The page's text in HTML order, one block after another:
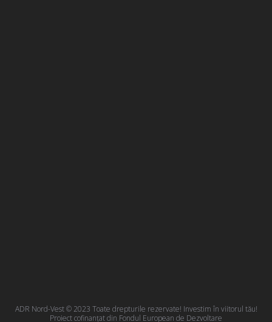
ADR Nord-Vest © 2023 Toate drepturile rezervate! Investim în viitorul tău!
Proiect cofinanțat din Fondul European de Dezvoltare